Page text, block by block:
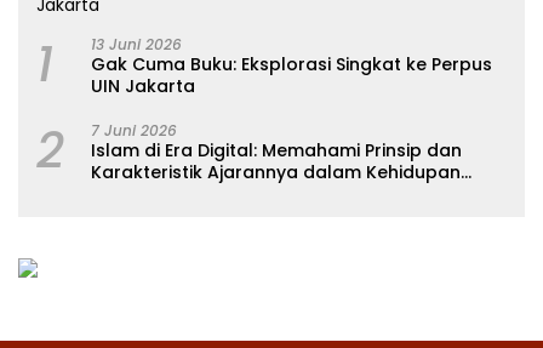
1 13 Juni 2026
Gak Cuma Buku: Eksplorasi Singkat ke Perpus
UIN Jakarta
2 7 Juni 2026
Islam di Era Digital: Memahami Prinsip dan
Karakteristik Ajarannya dalam Kehidupan